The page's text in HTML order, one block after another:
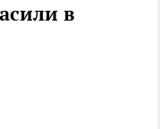
в